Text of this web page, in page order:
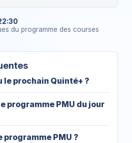
du programme des courses
le prochain Quinté+ ?
programme PMU du jour
programme PMU ?